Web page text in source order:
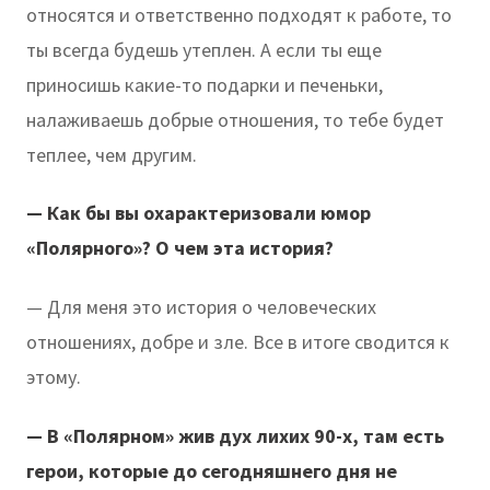
относятся и ответственно подходят к работе, то
ты всегда будешь утеплен. А если ты еще
приносишь какие-то подарки и печеньки,
налаживаешь добрые отношения, то тебе будет
теплее, чем другим.
— Как бы вы охарактеризовали юмор
«Полярного»? О чем эта история?
— Для меня это история о человеческих
отношениях, добре и зле. Все в итоге сводится к
этому.
— В «Полярном» жив дух лихих 90-х, там есть
герои, которые до сегодняшнего дня не